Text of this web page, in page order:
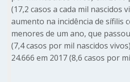
(17,2 casos a cada mil nascidos
aumento na incidência de sífilis
menores de um ano, que
(7,4 casos por mil nascidos
24.666 em 2017 (8,6 casos por